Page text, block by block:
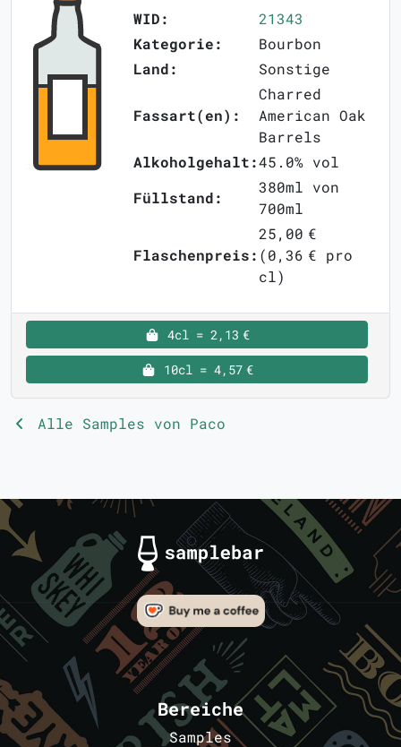
WID:
21343
Kategorie:
Bourbon
Land:
Sonstige
Fassart(en):
Charred
American Oak
Barrels
Alkoholgehalt:45.0% vol
Füllstand:
380ml von
700ml
Flaschenpreis:
25,00 €
(0,36 € pro
cl)
4cl = 2,13 €
10cl = 4,57 €
Alle Samples von Paco
Bereiche
Samples